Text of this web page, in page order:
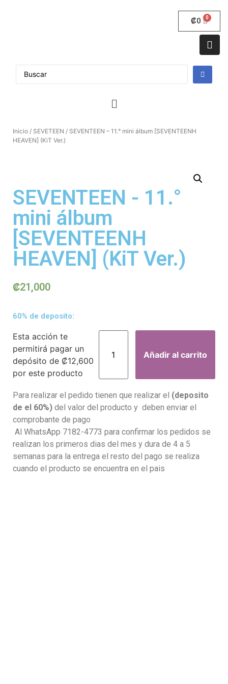
₡0
Inicio / SEVETEEN / SEVENTEEN – 11.° mini álbum [SEVENTEENH
HEAVEN] (KiT Ver.)
SEVENTEEN - 11.°
mini álbum
[SEVENTEENH
HEAVEN] (KiT Ver.)
₡21,000
60% de deposito:
Esta acción te
permitirá pagar un
depósito de ₡12,600
por este producto
Añadir al carrito
Para realizar el pedido tienen que realizar el (deposito
de el 60%) del valor del producto y deben enviar el
comprobante de pago
Al WhatsApp 7182-4773 para confirmar los pedidos se
realizan los primeros dias del mes y dura de 4 a 5
semanas para la entrega el resto del pago se realiza
cuando el producto se encuentra en el pais